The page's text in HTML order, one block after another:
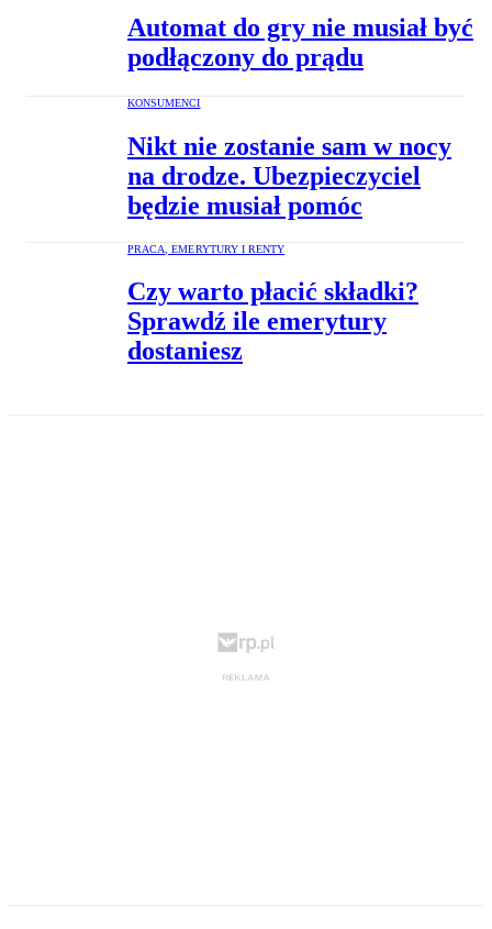
Automat do gry nie musiał być
podłączony do prądu
KONSUMENCI
Nikt nie zostanie sam w nocy
na drodze. Ubezpieczyciel
będzie musiał pomóc
PRACA, EMERYTURY I RENTY
Czy warto płacić składki?
Sprawdź ile emerytury
dostaniesz